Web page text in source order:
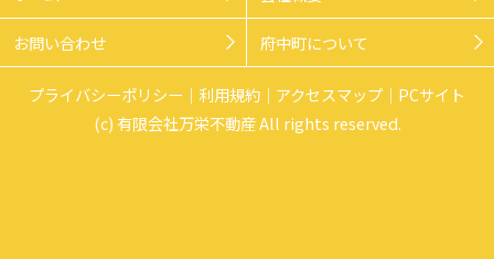
お問い合わせ 府中町について
プライバシーポリシー 利用規約 アクセスマップ
PCサイト
(c) 有限会社万栄不動産 All rights reserved.